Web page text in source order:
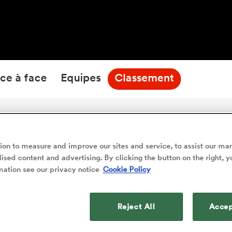
à face Equipes Classement
to measure and improve our sites and service, to assist our
content and advertising. By clicking the button on the right,
see our privacy notice Cookie Policy
Reject All